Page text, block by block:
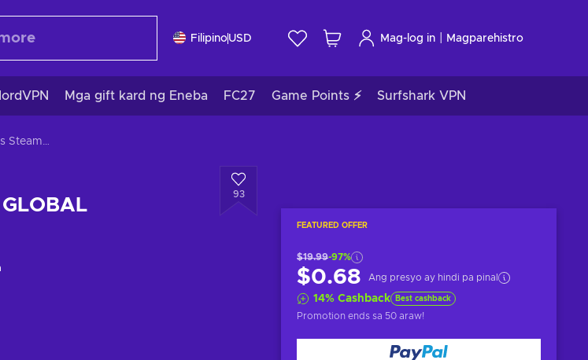
FilipinoUSD Mag-log in Magparehistro
Mga gift kard ng Eneba FC27 Game Points ⚡ Surfshark VPN
Arcade Spirits Steam Key GLOBAL
93
FEATURED OFFER
$19.99-97%
$0.68 Ang presyo ay hindi pa pinal
14% Cashback Best cashback
Promotion ends sa 50 araw!